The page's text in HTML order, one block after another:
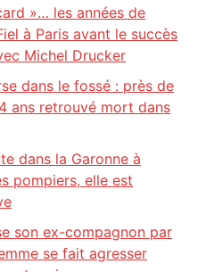
»… les années de
à Paris avant le succès
Michel Drucker
dans le fossé : près de
ans retrouvé mort dans
dans la Garonne à
pompiers, elle est
son ex-compagnon par
se fait agresser